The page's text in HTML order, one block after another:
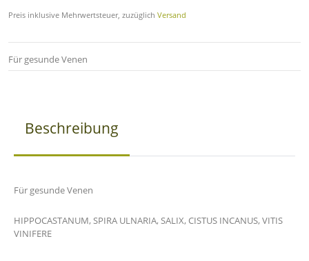
Preis inklusive Mehrwertsteuer, zuzüglich Versand
Für gesunde Venen
Beschreibung
Für gesunde Venen
HIPPOCASTANUM, SPIRA ULNARIA, SALIX, CISTUS INCANUS, VITIS
VINIFERE